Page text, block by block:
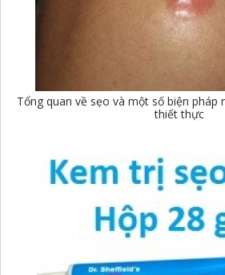
Tổng quan về sẹo và một số biện pháp
thiết thực